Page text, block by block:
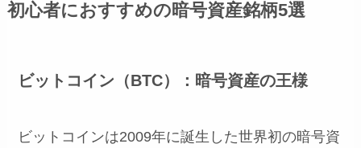
初心者におすすめの暗号資産銘柄5選
ビットコイン（BTC）：暗号資産の王様
ビットコインは2009年に誕生した世界初の暗号資